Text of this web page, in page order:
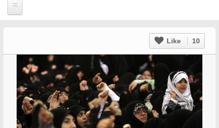
Like 10